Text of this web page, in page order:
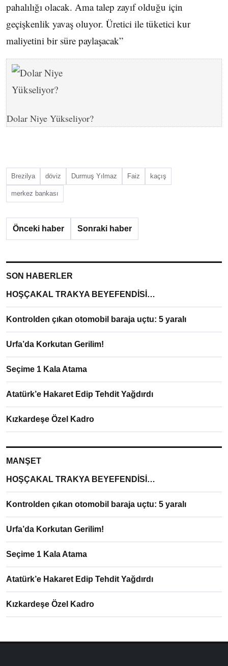
pahalılığı olacak. Ama talep zayıf olduğu için
geçişkenlik yavaş oluyor. Üretici ile tüketici kur
maliyetini bir süre paylaşacak”
Dolar Niye Yükseliyor?
Brezilya döviz Durmuş Yılmaz Faiz kaçış
merkez bankası
Önceki haber Sonraki haber
SON HABERLER
HOŞÇAKAL TRAKYA BEYEFENDİSİ…
Kontrolden çıkan otomobil baraja uçtu: 5 yaralı
Urfa’da Korkutan Gerilim!
Seçime 1 Kala Atama
Atatürk’e Hakaret Edip Tehdit Yağdırdı
Kızkardeşe Özel Kadro
MANŞET
HOŞÇAKAL TRAKYA BEYEFENDİSİ…
Kontrolden çıkan otomobil baraja uçtu: 5 yaralı
Urfa’da Korkutan Gerilim!
Seçime 1 Kala Atama
Atatürk’e Hakaret Edip Tehdit Yağdırdı
Kızkardeşe Özel Kadro